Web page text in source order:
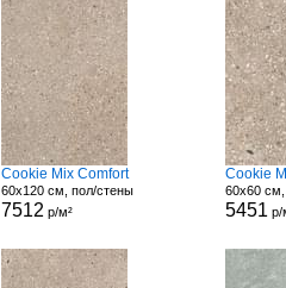
Cookie Mix Comfort
60x120 см, пол/стены
7512 р/м²
Cookie
60x60
5451 р/